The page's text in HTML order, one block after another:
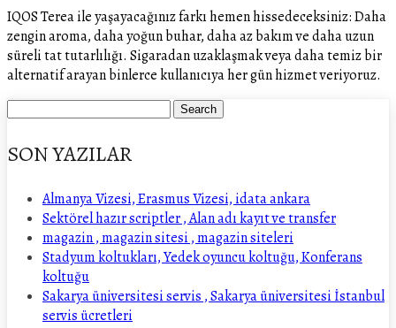
IQOS Terea ile yaşayacağınız farkı hemen hissedeceksiniz: Daha
zengin aroma, daha yoğun buhar, daha az bakım ve daha uzun
süreli tat tutarlılığı. Sigaradan uzaklaşmak veya daha temiz bir
alternatif arayan binlerce kullanıcıya her gün hizmet veriyoruz.
SON YAZILAR
Almanya Vizesi, Erasmus Vizesi, idata ankara
Sektörel hazır scriptler , Alan adı kayıt ve transfer
magazin , magazin sitesi , magazin siteleri
Stadyum koltukları, Yedek oyuncu koltuğu, Konferans
koltuğu
Sakarya üniversitesi servis , Sakarya üniversitesi İstanbul
servis ücretleri